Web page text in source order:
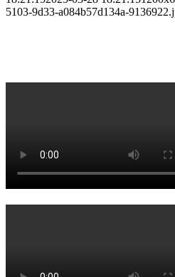
5103-9d33-a084b57d134a-